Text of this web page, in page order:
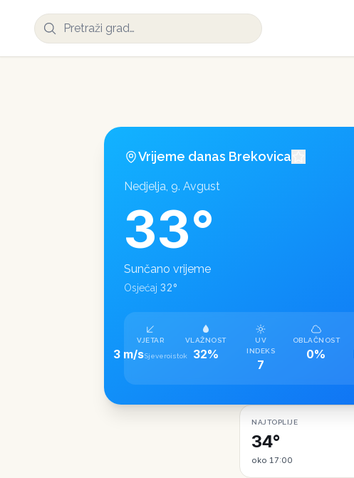
Vrijeme danas Brekovica
Nedjelja, 9. Avgust
33°
Sunčano vrijeme
Osjećaj 32°
VJETAR
3 m/sSjeveroistok
VLAŽNOST
32%
UV
INDEKS
7
OBLAČNOST
0%
NAJTOPLIJE
34°
oko 17:00